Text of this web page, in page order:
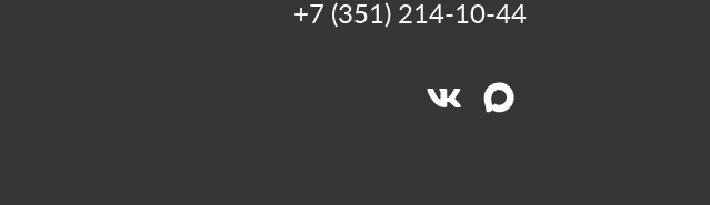
+7 (351) 214-10-44